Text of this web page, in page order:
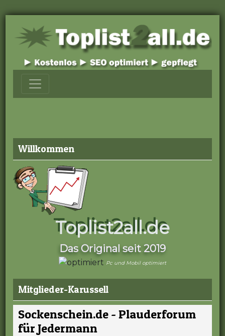
Willkommen
Toplist2all.de
Das Original seit 2019
Pc und Mobil optimiert
Mitglieder-Karussell
Sockenschein.de - Plauderforum
für Jedermann